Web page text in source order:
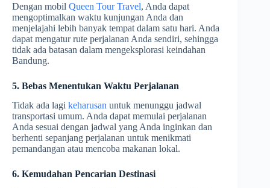
Dengan mobil Queen Tour Travel, Anda dapat
mengoptimalkan waktu kunjungan Anda dan
menjelajahi lebih banyak tempat dalam satu hari. Anda
dapat mengatur rute perjalanan Anda sendiri, sehingga
tidak ada batasan dalam mengeksplorasi keindahan
Bandung.
5. Bebas Menentukan Waktu Perjalanan
Tidak ada lagi keharusan untuk menunggu jadwal
transportasi umum. Anda dapat memulai perjalanan
Anda sesuai dengan jadwal yang Anda inginkan dan
berhenti sepanjang perjalanan untuk menikmati
pemandangan atau mencoba makanan lokal.
6. Kemudahan Pencarian Destinasi